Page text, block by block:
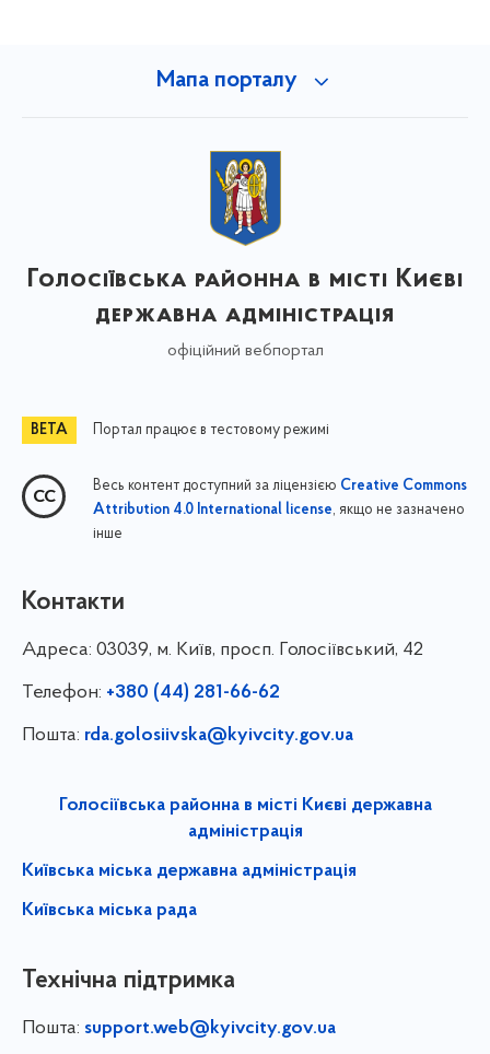
Мапа порталу
Голосіївська районна в місті Києві
державна адміністрація
офіційний вебпортал
Портал працює в тестовому режимі
Весь контент доступний за ліцензією Creative Commons
Attribution 4.0 International license, якщо не зазначено
інше
Контакти
Адреса: 03039, м. Київ, просп. Голосіївський, 42
Телефон: +380 (44) 281-66-62
Пошта: rda.golosiivska@kyivcity.gov.ua
Голосіївська районна в місті Києві державна
адміністрація
Київська міська державна адміністрація
Київська міська рада
Технічна підтримка
Пошта: support.web@kyivcity.gov.ua